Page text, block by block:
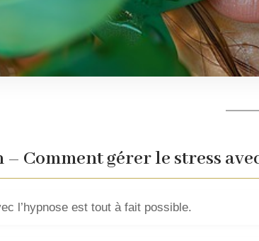
Comment gérer le stress
l’hypnose est tout à fait possible.